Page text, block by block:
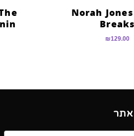
Norah
Breaks
₪129.00